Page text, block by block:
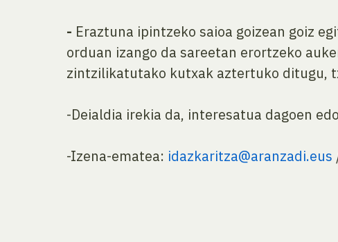
- Eraztuna ipintzeko saioa goizean goiz
orduan izango da sareetan erortzeko
zintzilikatutako kutxak aztertuko ditugu,
-Deialdia irekia da, interesatua dagoen
-Izena-ematea: idazkaritza@aranzadi.eus